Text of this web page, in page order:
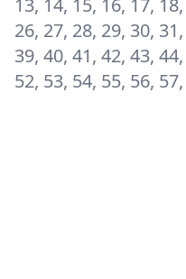
13, 14, 15, 16, 17,
26, 27, 28, 29, 30,
39, 40, 41, 42, 43,
52, 53, 54, 55, 56,